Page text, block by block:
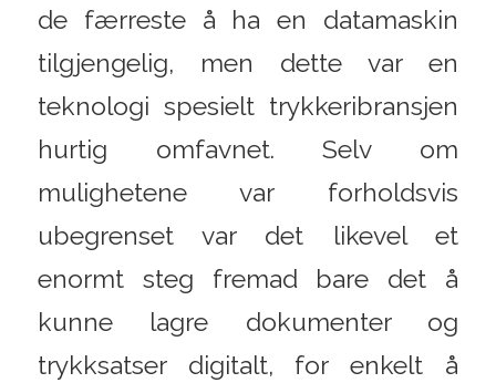
de færreste å ha en datamaskin
tilgjengelig, men dette var en
teknologi spesielt trykkeribransjen
hurtig omfavnet. Selv om
mulighetene var forholdsvis
ubegrenset var det likevel et
enormt steg fremad bare det å
kunne lagre dokumenter og
trykksatser digitalt, for enkelt å